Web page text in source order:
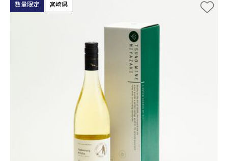
数量限定 宮崎県